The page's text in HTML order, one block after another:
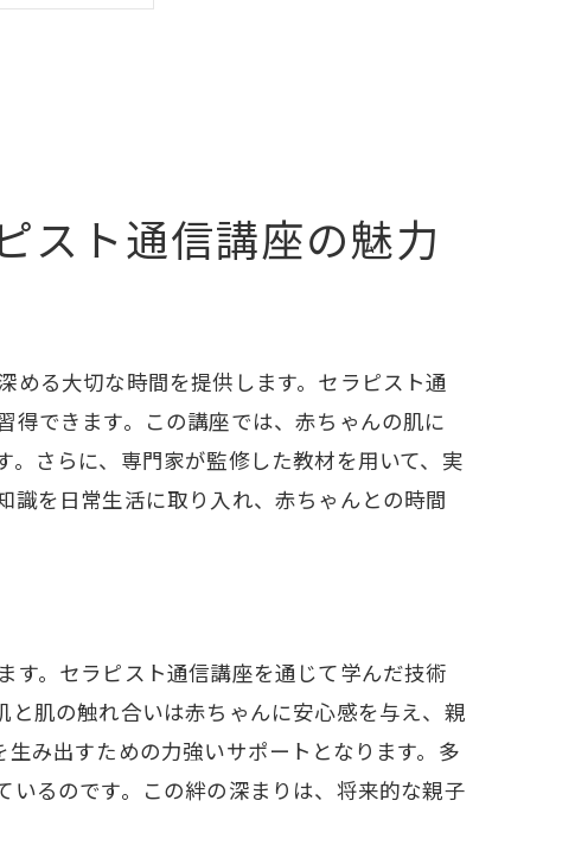
践
スト通信講座の魅力
める大切な時間を提供します。セラピスト通
できます。この講座では、赤ちゃんの肌に
さらに、専門家が監修した教材を用いて、実
を日常生活に取り入れ、赤ちゃんとの時間
す。セラピスト通信講座を通じて学んだ技術
肌の触れ合いは赤ちゃんに安心感を与え、親
み出すための力強いサポートとなります。多
るのです。この絆の深まりは、将来的な親子